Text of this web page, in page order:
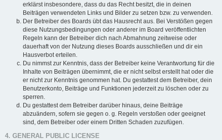
erklärst insbesondere, dass du das Recht besitzt, die in deinen
Beiträgen verwendeten Links und Bilder zu setzen bzw. zu verwenden.
Der Betreiber des Boards übt das Hausrecht aus. Bei Verstößen gegen
diese Nutzungsbedingungen oder anderer im Board veröffentlichten
Regeln kann der Betreiber dich nach Abmahnung zeitweise oder
dauerhaft von der Nutzung dieses Boards ausschließen und dir ein
Hausverbot erteilen.
Du nimmst zur Kenntnis, dass der Betreiber keine Verantwortung für die
Inhalte von Beiträgen übernimmt, die er nicht selbst erstellt hat oder die
er nicht zur Kenntnis genommen hat. Du gestattest dem Betreiber, dein
Benutzerkonto, Beiträge und Funktionen jederzeit zu löschen oder zu
sperren.
Du gestattest dem Betreiber darüber hinaus, deine Beiträge
abzuändern, sofern sie gegen o. g. Regeln verstoßen oder geeignet
sind, dem Betreiber oder einem Dritten Schaden zuzufügen.
4. GENERAL PUBLIC LICENSE